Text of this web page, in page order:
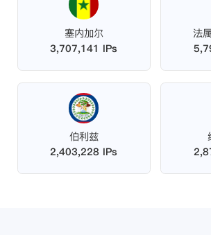
塞内加尔
3,707,141 IPs
法
伯利兹
2,403,228 IPs